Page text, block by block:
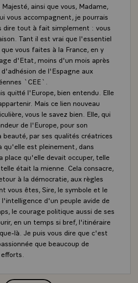
ainsi que vous, Madame,
vous accompagnent, je pourrais
dire tout à fait simplement : vous
Tant il est vrai que l'essentiel
vous faites à la France, en y
d'Etat, moins d'un mois après
de l'Espagne aux
`CEE`.
quitté l'Europe, bien entendu. Elle
Mais ce lien nouveau
vous le savez bien. Elle, qui
de l'Europe, pour son
par ses qualités créatrices
qu'elle est pleinement, dans
place qu'elle devait occuper, telle
était la mienne. Cela consacre,
à la démocratie, aux règles
vous êtes, Sire, le symbole et le
d'un peuple avide de
le courage politique aussi de ses
en un temps si bref, l'itinéraire
là. Je puis vous dire que c'est
que beaucoup de